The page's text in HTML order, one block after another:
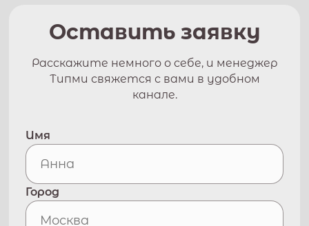
Оставить заявку
Расскажите немного о себе, и менеджер
Типми свяжется с вами в удобном
канале.
Имя
Город